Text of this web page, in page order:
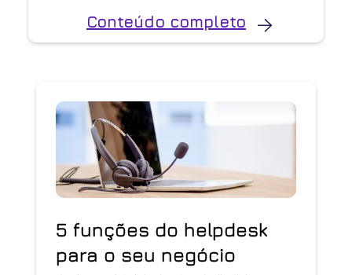
Conteúdo completo
5 funções do helpdesk
para o seu negócio